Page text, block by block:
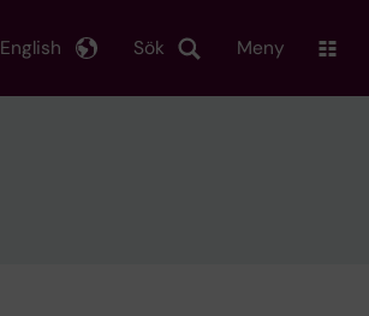
Sök
English Meny